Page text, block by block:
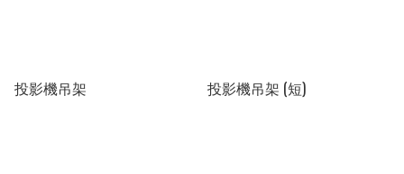
投影機吊架 投影機吊架 (短)